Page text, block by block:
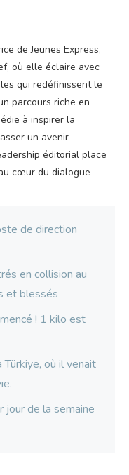
de Jeunes Express,
où elle éclaire avec
qui redéfinissent le
parcours riche en
à inspirer la
un avenir
éditorial place
cœur du dialogue
de direction
en collision au
et blessés
! 1 kilo est
Türkiye, où il venait
jour de la semaine